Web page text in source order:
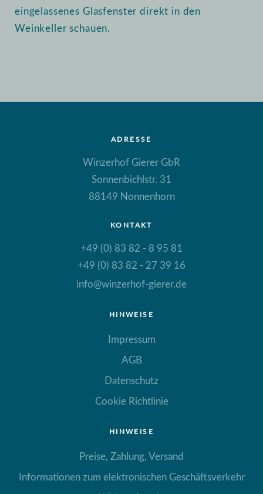
eingelassenes Glasfenster direkt in den
Weinkeller schauen.
ADRESSE
Winzerhof Gierer GbR
Sonnenbichlstr. 31
88149 Nonnenhorn
KONTAKT
+49 (0) 83 82 - 8 95 81
+49 (0) 83 82 - 27 39 16
info@winzerhof-gierer.de
HINWEISE
Impressum
AGB
Datenschutz
Cookie Richtlinie
HINWEISE
Preise, Zahlung, Versand
Informationen zum elektronischen Geschäftsverkehr